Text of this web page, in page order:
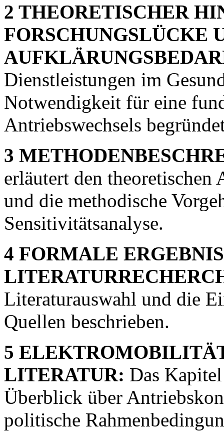
2 THEORETISCHER
FORSCHUNGSLÜCKE
Dienstleistungen im
Notwendigkeit für eine
Antriebswechsels
3
erläutert den theoretischen
und die methodische
Sensitivitätsanalyse.
4 FORMALE
Literaturauswahl und die
Quellen beschrieben.
5
LITERATUR: Das
Überblick über
politische